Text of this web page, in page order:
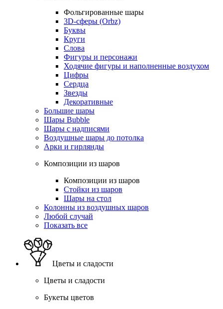
Фольгированные шары
3D-сферы (Orbz)
Буквы
Круги
Слова
Фигуры и персонажи
Ходячие фигуры и наполненные воздухом
Цифры
Сердца
Звезды
Декоративные
Большие шары
Шары Bubble
Шары с надписями
Воздушные шары до потолка
Арки и гирлянды
Композиции из шаров
Композиции из шаров
Стойки из шаров
Шары на стол
Колонны из воздушных шаров
Любой случай
Показать все
Цветы и сладости
Цветы и сладости
Букеты цветов